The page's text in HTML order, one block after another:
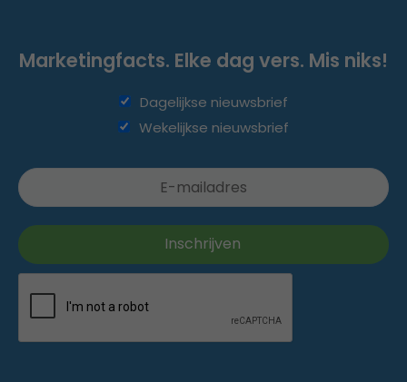
Marketingfacts. Elke dag vers. Mis niks!
Dagelijkse nieuwsbrief
Wekelijkse nieuwsbrief